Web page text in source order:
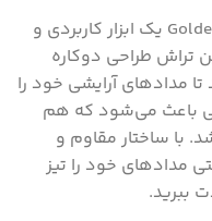
تراش دو قلو آرایشی گلدن رز Golden Rose یک ابزار کاربردی و
تراش طراحی دوکاره
مدادهای آرایشی خود را
باعث می‌شود که هم
با ساختار مقاوم و
مدادهای خود را تیز
ببرید.